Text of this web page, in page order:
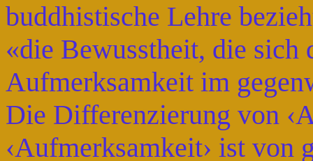
buddhistische Lehre
«die Bewusstheit, die sich
Aufmerksamkeit im
Die Differenzierung von
‹Aufmerksamkeit› ist von